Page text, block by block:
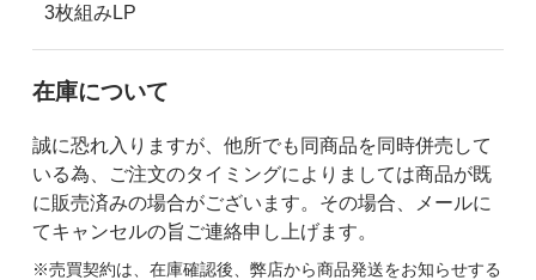
3枚組みLP
在庫について
誠に恐れ入りますが、他所でも同商品を同時併売して
いる為、ご注文のタイミングによりましては商品が既
に販売済みの場合がございます。その場合、メールに
てキャンセルの旨ご連絡申し上げます。
※売買契約は、在庫確認後、弊店から商品発送をお知らせする